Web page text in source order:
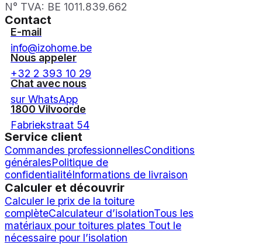
N° TVA: BE 1011.839.662
Contact
E-mail
info@izohome.be
Nous appeler
+32 2 393 10 29
Chat avec nous
sur WhatsApp
1800 Vilvoorde
Fabriekstraat 54
Service client
Commandes professionnellesConditions
généralesPolitique de
confidentialitéInformations de livraison
Calculer et découvrir
Calculer le prix de la toiture
complèteCalculateur d’isolationTous les
matériaux pour toitures plates Tout le
nécessaire pour l’isolation